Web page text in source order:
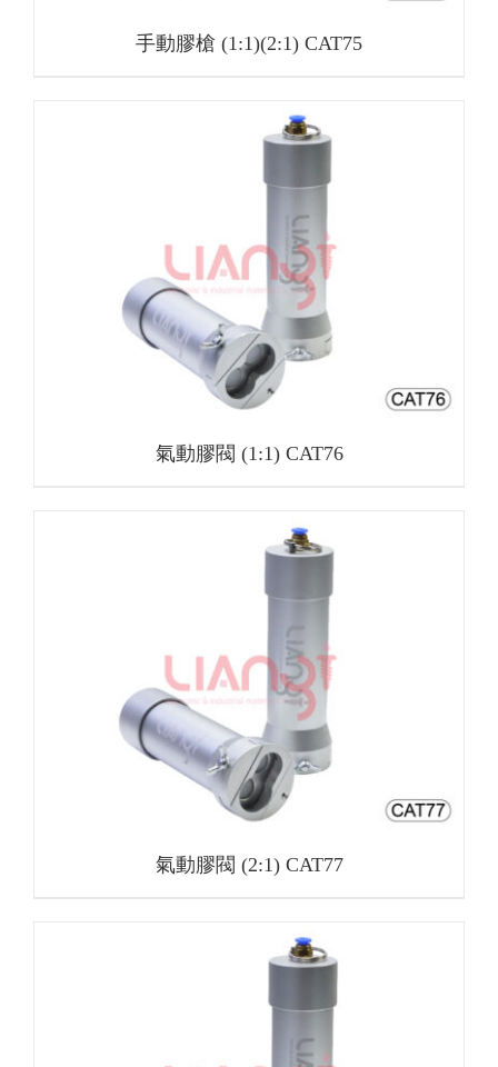
手動膠槍 (1:1)(2:1) CAT75
氣動膠閥 (1:1) CAT76
氣動膠閥 (2:1) CAT77